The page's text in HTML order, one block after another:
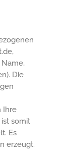
Die
Ihre
somit
Es
erzeugt.